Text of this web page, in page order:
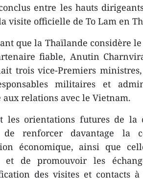
entre les hauts
visite officielle de To Lam en
que la Thaïlande considère
fiable, Anutin
trois vice-Premiers
militaires et
aux relations avec le Vietnam.
les orientations futures de la
de renforcer davantage la
économique, ainsi que
et de promouvoir les
des visites et contacts